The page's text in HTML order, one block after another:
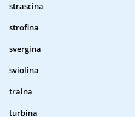
strascina
strofina
svergina
sviolina
traina
turbina